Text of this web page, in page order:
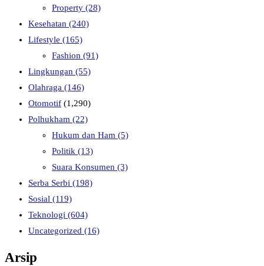
Property (28)
Kesehatan (240)
Lifestyle (165)
Fashion (91)
Lingkungan (55)
Olahraga (146)
Otomotif (1,290)
Polhukham (22)
Hukum dan Ham (5)
Politik (13)
Suara Konsumen (3)
Serba Serbi (198)
Sosial (119)
Teknologi (604)
Uncategorized (16)
Arsip